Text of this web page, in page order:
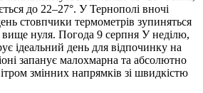
до 22–27°. У Тернополі вночі
стовпчики термометрів зупиняться
нуля. Погода 9 серпня У неділю,
ідеальний день для відпочинку на
запанує малохмарна та абсолютно
змінних напрямків зі швидкістю